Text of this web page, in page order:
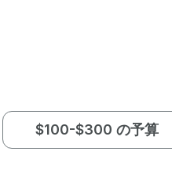
$100-$300 の予算